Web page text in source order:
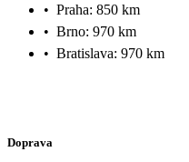
• Praha: 850 km
• Brno: 970 km
• Bratislava: 970 km
Doprava